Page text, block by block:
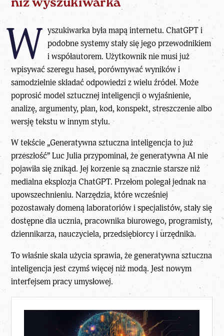
niż wyszukiwarka
W yszukiwarka była mapą internetu. ChatGPT i
podobne systemy stały się jego przewodnikiem
i współautorem. Użytkownik nie musi już
wpisywać szeregu haseł, porównywać wyników i
samodzielnie składać odpowiedzi z wielu źródeł. Może
poprosićmodel sztucznej inteligencjio wyjaśnienie,
analizę, argumenty, plan, kod, konspekt, streszczenie albo
wersję tekstu w innym stylu.
W tekście„Generatywna sztuczna inteligencja to już
przeszłość”Luc Julia przypominał, że generatywna AI nie
pojawiła się znikąd. Jej korzenie są znacznie starsze niż
medialna eksplozja ChatGPT. Przełom polegał jednak na
upowszechnieniu. Narzędzia, które wcześniej
pozostawały domeną laboratoriów i specjalistów, stały się
dostępne dla ucznia, pracownika biurowego, programisty,
dziennikarza, nauczyciela, przedsiębiorcy i urzędnika.
To właśnie skala użycia sprawia, żegeneratywna sztuczna
inteligencjajest czymś więcej niż modą. Jest nowym
interfejsem pracy umysłowej.